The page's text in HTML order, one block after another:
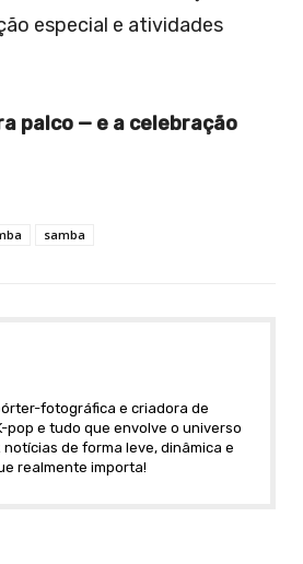
especial e atividades
palco — e a celebração
samba
fotográfica e criadora de
e tudo que envolve o universo
de forma leve, dinâmica e
realmente importa!